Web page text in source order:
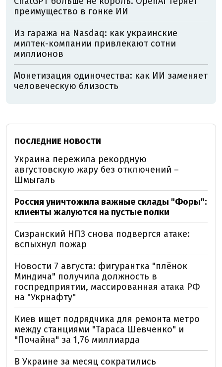
преимущество в гонке ИИ
Из гаража на Nasdaq: как украинские
милтек-компании привлекают сотни
миллионов
Монетизация одиночества: как ИИ заменяет
человеческую близость
ПОСЛЕДНИЕ НОВОСТИ
Украина пережила рекордную
августовскую жару без отключений –
Шмыгаль
Россия уничтожила важные склады "Форы":
клиенты жалуются на пустые полки
Сизранский НПЗ снова подвергся атаке:
вспыхнул пожар
Новости 7 августа: фигурантка "плёнок
Миндича" получила должность в
госпредприятии, массированная атака РФ
на "Укрнафту"
Киев ищет подрядчика для ремонта метро
между станциями "Тараса Шевченко" и
"Почайна" за 1,76 миллиарда
В Украине за месяц сократились